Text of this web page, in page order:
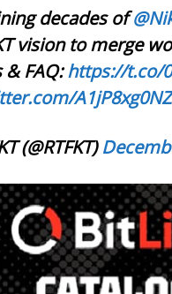
decades of
vision to merge
& FAQ:https://t.co/
A1jP8xg0NZ
(@RTFKT)